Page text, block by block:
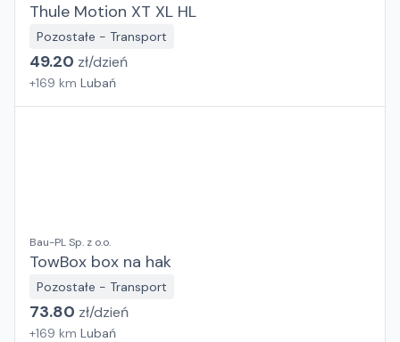
Thule Motion XT XL HL
Pozostałe - Transport
49.20 zł/dzień
+169 km Lubań
Bau-PL Sp. z o.o.
TowBox box na hak
Pozostałe - Transport
73.80 zł/dzień
+169 km Lubań